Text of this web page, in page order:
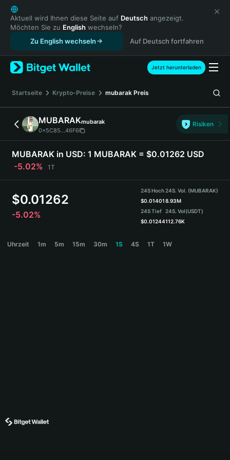
English
日本語
Tiếng Việt
Русский
Español (Latinoamérica)
Türkçe
Français
Deutsch
简体中文
繁體中文
Português (Portugal)
Bahasa Indonesia
ภาษาไทย
हिन्दी
Español
Português (Brasil)
Aktuell wird Ihnen diese Seite auf Deutsch angezeigt.
Möchten Sie zu English wechseln?
Zu English wechseln
Auf Deutsch fortfahren
Jetzt herunterladen
Startseite Krypto-Preise mubarak Preis
MUBARAKmubarak
0x5C85...46F6
Risiken
MUBARAK in USD: 1 MUBARAK = $0.01262 USD
-5.02%
1T
$0.01262
-5.02%
24S Hoch
$0.01401
24S Tief
$0.01244
24S. Vol. (MUBARAK)
8.93M
24S. Vol(USDT)
112.76K
Uhrzeit 1m 5m 15m 30m 1S 4S 1T 1W